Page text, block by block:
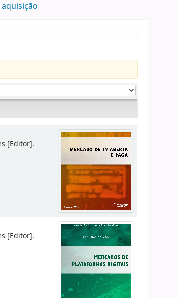
[Editor].
[Editor].